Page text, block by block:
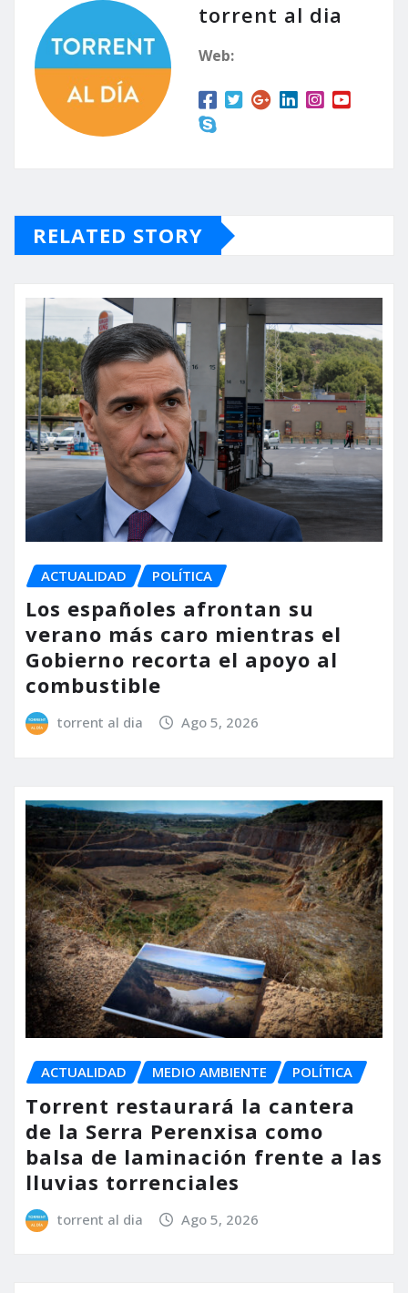
torrent al dia
Web:
RELATED STORY
ACTUALIDAD POLÍTICA
Los españoles afrontan su
verano más caro mientras el
Gobierno recorta el apoyo al
combustible
torrent al dia Ago 5, 2026
ACTUALIDAD MEDIO AMBIENTE POLÍTICA
Torrent restaurará la cantera
de la Serra Perenxisa como
balsa de laminación frente a las
lluvias torrenciales
torrent al dia Ago 5, 2026